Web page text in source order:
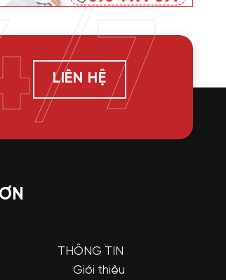
LIÊN HỆ7
THÔNG TIN
Giới thiệu